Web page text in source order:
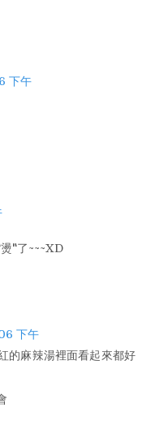
下午
"了~~~XD
下午
的麻辣湯裡面看起來都好